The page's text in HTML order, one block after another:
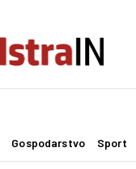
Gospodarstvo Sport